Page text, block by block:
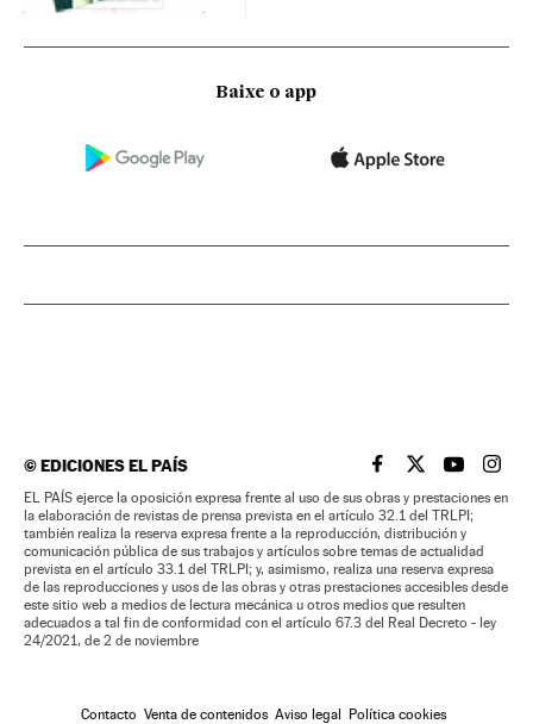
Baixe o app
©EDICIONES EL PAÍS EL PAÍS BRASIL EN
EL PAÍSEL PAÍS
EL
EL PAÍS ejerce la oposición expresa frente al uso de sus obras y prestaciones en
la elaboración de revistas de prensa prevista en el artículo 32.1 del TRLPI;
también realiza la reserva expresa frente a la reproducción, distribución y
comunicación pública de sus trabajos y artículos sobre temas de actualidad
prevista en el artículo 33.1 del TRLPI; y, asimismo, realiza una reserva expresa
de las reproducciones y usos de las obras y otras prestaciones accesibles desde
este sitio web a medios de lectura mecánica u otros medios que resulten
adecuados a tal fin de conformidad con el artículo 67.3 del Real Decreto - ley
24/2021, de 2 de noviembre
Contacto Venta de contenidos Aviso legal Política cookies